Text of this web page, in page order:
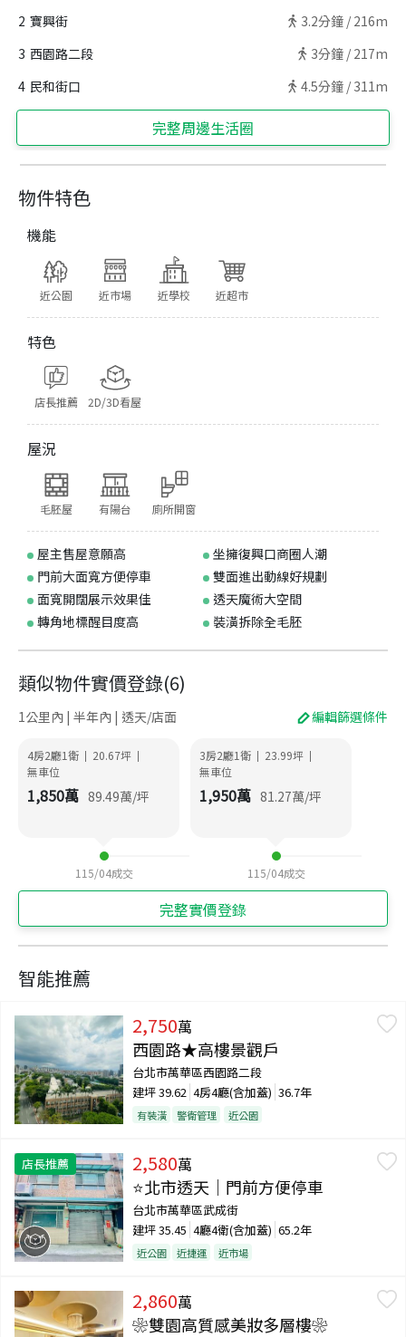
物件特色
機能
近公園 近市場 近學校 近超市
特色
店長推薦 2D/3D看屋
屋況
毛胚屋 有陽台 廁所開窗
屋主售屋意願高
坐擁復興口商圈人潮
門前大面寬方便停車
雙面進出動線好規劃
面寬開闊展示效果佳
透天魔術大空間
轉角地標醒目度高
裝潢拆除全毛胚
2 寶興街 3.2分鐘 / 216m
3 西園路二段 3分鐘 / 217m
4 民和街口 4.5分鐘 / 311m
完整周邊生活圈
類似物件實價登錄(6)
1公里內 | 半年內 | 透天/店面 編輯篩選條件
4房2廳1衛 | 20.67坪 |
無車位
1,850萬 89.49萬/坪
115/04成交
3房2廳1衛 | 23.99坪 |
無車位
1,950萬 81.27萬/坪
115/04成交
完整實價登錄
智能推薦
2,750萬
西園路★高樓景觀戶
台北市萬華區西園路二段
建坪39.62 4房4廳(含加蓋) 36.7年
有裝潢 警衛管理 近公園
店長推薦 2,580萬
⭐北市透天｜門前方便停車
台北市萬華區武成街
建坪35.45 4廳4衛(含加蓋) 65.2年
近公園 近捷運 近市場
2,860萬
❀雙園高質感美妝多層樓❀